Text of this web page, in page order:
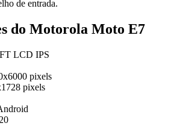
de entrada.
do Motorola Moto E7
LCD IPS
pixels
pixels